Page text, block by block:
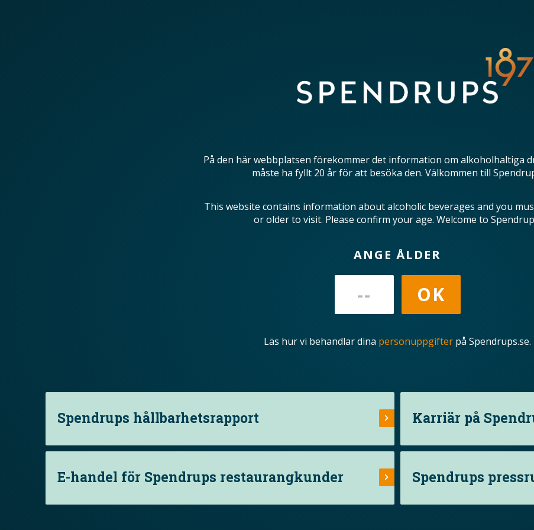
På den här webbplatsen förekommer det information om alkoholhaltiga
måste ha fyllt 20 år för att besöka den. Välkommen till
This website contains information about alcoholic beverages and you
or older to visit. Please confirm your age. Welcome to
ANGE ÅLDER
Läs hur vi behandlar dina personuppgifter på Spendrups.se.
Spendrups hållbarhetsrapport Karriär på
E-handel för Spendrups restaurangkunder Spendrups